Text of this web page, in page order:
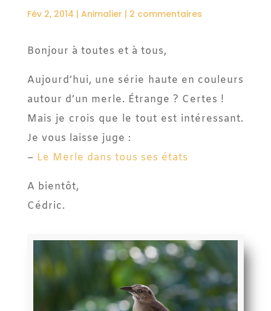
Fév 2, 2014 | Animalier | 2 commentaires
Bonjour à toutes et à tous,
Aujourd’hui, une série haute en couleurs
autour d’un merle. Étrange ? Certes !
Mais je crois que le tout est intéressant.
Je vous laisse juge :
– Le Merle dans tous ses états
A bientôt,
Cédric.